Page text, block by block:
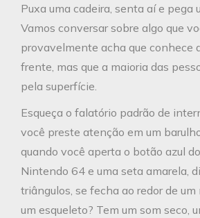
Puxa uma cadeira, senta aí e pega
Vamos conversar sobre algo que
provavelmente acha que conhece
frente, mas que a maioria das
pela superfície.
Esqueça o falatório padrão de
você preste atenção em um
quando você aperta o botão azul
Nintendo 64 e uma seta amarela,
triângulos, se fecha ao redor de um
um esqueleto? Tem um som seco,